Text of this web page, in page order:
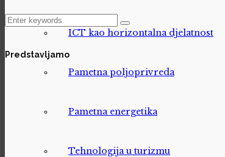
ICT kao horizontalna djelatnost
Pametna poljoprivreda
Pametna energetika
Tehnologija u turizmu
Predstavljamo